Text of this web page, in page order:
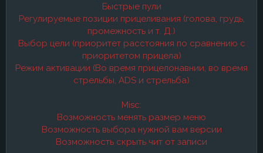
Быстрые пули
Регулируемые позиции прицеливания (голова, грудь,
промежность и т. Д.)
Выбор цели (приоритет расстояния по сравнению с
приоритетом прицела)
Режим активации (Во время прицелонавнии, во время
стрельбы, ADS и стрельба)
Misc:
Возможность менять размер меню
Возможность выбора нужной вам версии
Возможность скрыть чит от записи